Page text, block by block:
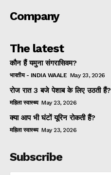
Company
The latest
कौन हैं यमुना संगरासिवम?
भारतीय - INDIA WAALE May 23, 2026
रोज रात 3 बजे पेशाब के लिए उठती हैं?
महिला स्वास्थ्य May 23, 2026
क्या आप भी घंटों यूरिन रोकती हैं?
महिला स्वास्थ्य May 23, 2026
Subscribe